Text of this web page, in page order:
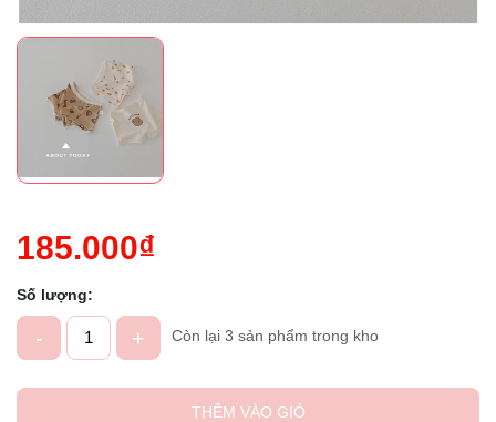
185.000₫
Số lượng:
- + Còn lại 3 sản phẩm trong kho
THÊM VÀO GIỎ